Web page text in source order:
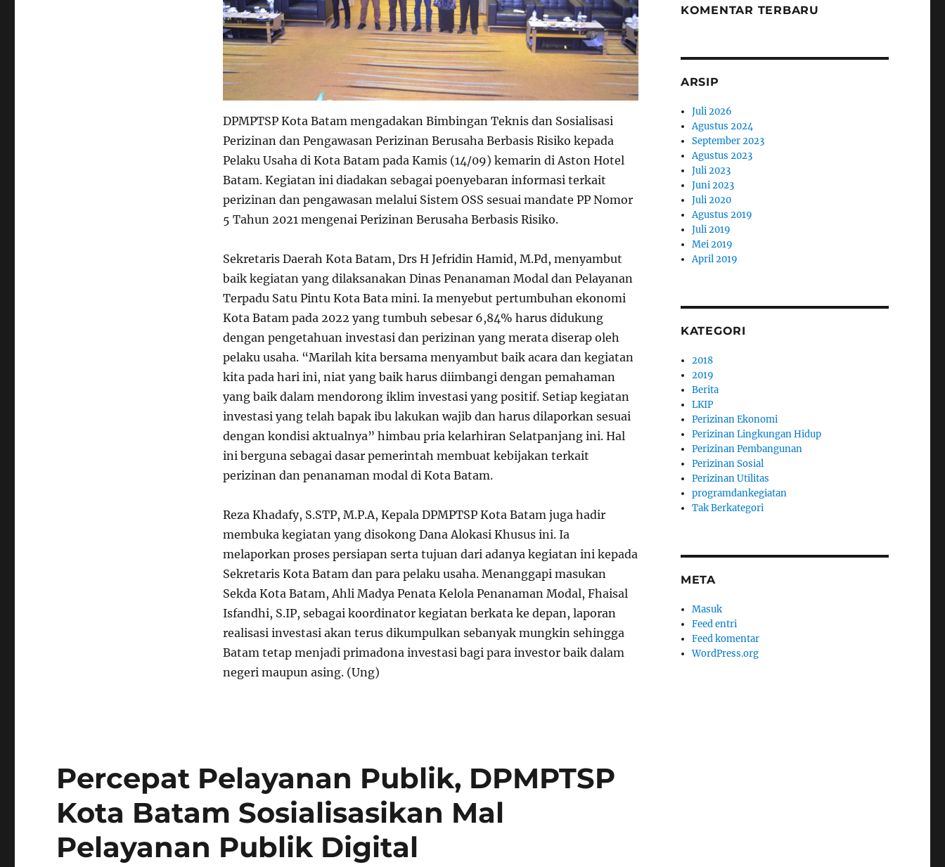
DPMPTSP Kota Batam mengadakan Bimbingan Teknis dan Sosialisasi
Perizinan dan Pengawasan Perizinan Berusaha Berbasis Risiko kepada
Pelaku Usaha di Kota Batam pada Kamis (14/09) kemarin di Aston Hotel
Batam. Kegiatan ini diadakan sebagai p0enyebaran informasi terkait
perizinan dan pengawasan melalui Sistem OSS sesuai mandate PP Nomor
5 Tahun 2021 mengenai Perizinan Berusaha Berbasis Risiko.
Sekretaris Daerah Kota Batam, Drs H Jefridin Hamid, M.Pd, menyambut
baik kegiatan yang dilaksanakan Dinas Penanaman Modal dan Pelayanan
Terpadu Satu Pintu Kota Bata mini. Ia menyebut pertumbuhan ekonomi
Kota Batam pada 2022 yang tumbuh sebesar 6,84% harus didukung
dengan pengetahuan investasi dan perizinan yang merata diserap oleh
pelaku usaha. “Marilah kita bersama menyambut baik acara dan kegiatan
kita pada hari ini, niat yang baik harus diimbangi dengan pemahaman
yang baik dalam mendorong iklim investasi yang positif. Setiap kegiatan
investasi yang telah bapak ibu lakukan wajib dan harus dilaporkan sesuai
dengan kondisi aktualnya” himbau pria kelarhiran Selatpanjang ini. Hal
ini berguna sebagai dasar pemerintah membuat kebijakan terkait
perizinan dan penanaman modal di Kota Batam.
Reza Khadafy, S.STP, M.P.A, Kepala DPMPTSP Kota Batam juga hadir
membuka kegiatan yang disokong Dana Alokasi Khusus ini. Ia
melaporkan proses persiapan serta tujuan dari adanya kegiatan ini kepada
Sekretaris Kota Batam dan para pelaku usaha. Menanggapi masukan
Sekda Kota Batam, Ahli Madya Penata Kelola Penanaman Modal, Fhaisal
Isfandhi, S.IP, sebagai koordinator kegiatan berkata ke depan, laporan
realisasi investasi akan terus dikumpulkan sebanyak mungkin sehingga
Batam tetap menjadi primadona investasi bagi para investor baik dalam
negeri maupun asing. (Ung)
Percepat Pelayanan Publik, DPMPTSP
Kota Batam Sosialisasikan Mal
Pelayanan Publik Digital
KOMENTAR TERBARU
ARSIP
Juli 2026
Agustus 2024
September 2023
Agustus 2023
Juli 2023
Juni 2023
Juli 2020
Agustus 2019
Juli 2019
Mei 2019
April 2019
KATEGORI
2018
2019
Berita
LKIP
Perizinan Ekonomi
Perizinan Lingkungan Hidup
Perizinan Pembangunan
Perizinan Sosial
Perizinan Utilitas
programdankegiatan
Tak Berkategori
META
Masuk
Feed entri
Feed komentar
WordPress.org